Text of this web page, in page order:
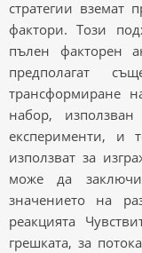
стратегии вземат
фактори. Този
пълен факторен
предполагат
трансформиране
набор,
експерименти, и
използват за
може да
значението на
реакцията
грешката, за